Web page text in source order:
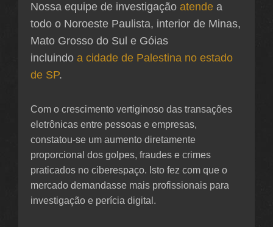
Nossa equipe de investigação atende a
todo o Noroeste Paulista, interior de Minas,
Mato Grosso do Sul e Góias
incluindo a cidade de Palestina no estado
de SP.
Com o crescimento vertiginoso das transações
eletrônicas entre pessoas e empresas,
constatou-se um aumento diretamente
proporcional dos golpes, fraudes e crimes
praticados no ciberespaço. Isto fez com que o
mercado demandasse mais profissionais para
investigação e perícia digital.